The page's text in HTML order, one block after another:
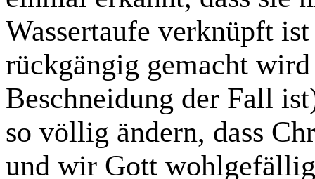
Wassertaufe verknüpft
rückgängig gemacht
Beschneidung der Fall
so völlig ändern, dass
und wir Gott